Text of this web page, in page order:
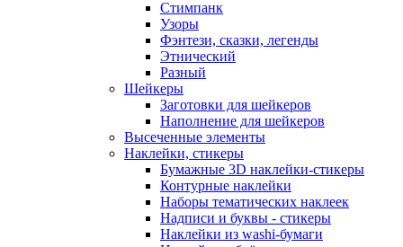
Стимпанк
Узоры
Фэнтези, сказки, легенды
Этнический
Разный
Шейкеры
Заготовки для шейкеров
Наполнение для шейкеров
Высеченные элементы
Наклейки, стикеры
Бумажные 3D наклейки-стикеры
Контурные наклейки
Наборы тематических наклеек
Надписи и буквы - стикеры
Наклейки из washi-бумаги